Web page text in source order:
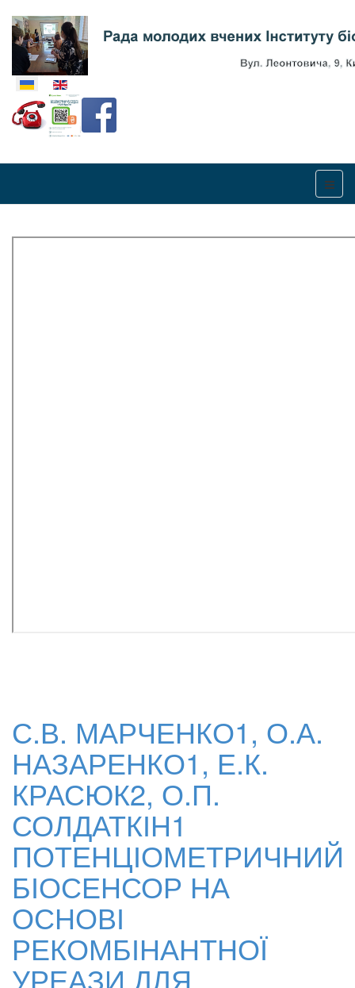
Оберіть свою мову
С.В. МАРЧЕНКО1, О.А.
НАЗАРЕНКО1, Е.К.
КРАСЮК2, О.П.
СОЛДАТКІН1
ПОТЕНЦІОМЕТРИЧНИЙ
БІОСЕНСОР НА
ОСНОВІ
РЕКОМБІНАНТНОЇ
УРЕАЗИ ДЛЯ